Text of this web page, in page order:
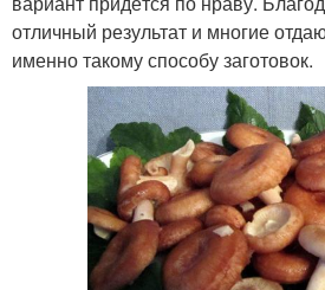
отличный результат и многие
именно такому способу заготовок.